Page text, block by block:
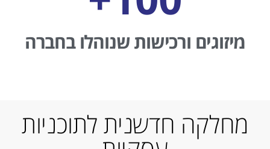
מיזוגים ורכישות שנוהלו בחברה
מחלקה חדשנית לתוכניות